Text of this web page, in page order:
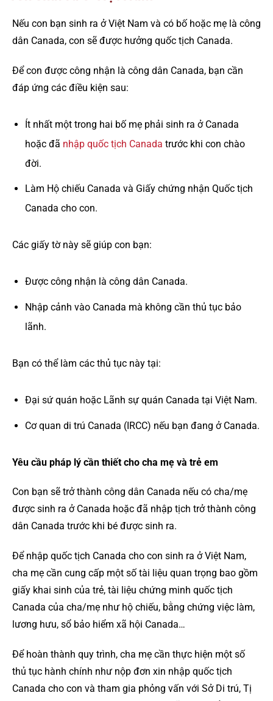
Nếu con bạn sinh ra ở Việt Nam và có bố hoặc mẹ là công
dân Canada, con sẽ được hưởng quốc tịch Canada.
Để con được công nhận là công dân Canada, bạn cần
đáp ứng các điều kiện sau:
Ít nhất một trong hai bố mẹ phải sinh ra ở Canada
hoặc đã nhập quốc tịch Canada trước khi con chào
đời.
Làm Hộ chiếu Canada và Giấy chứng nhận Quốc tịch
Canada cho con.
Các giấy tờ này sẽ giúp con bạn:
Được công nhận là công dân Canada.
Nhập cảnh vào Canada mà không cần thủ tục bảo
lãnh.
Bạn có thể làm các thủ tục này tại:
Đại sứ quán hoặc Lãnh sự quán Canada tại Việt Nam.
Cơ quan di trú Canada (IRCC) nếu bạn đang ở Canada.
Yêu cầu pháp lý cần thiết cho cha mẹ và trẻ em
Con bạn sẽ trở thành công dân Canada nếu có cha/mẹ
được sinh ra ở Canada hoặc đã nhập tịch trở thành công
dân Canada trước khi bé được sinh ra.
Để nhập quốc tịch Canada cho con sinh ra ở Việt Nam,
cha mẹ cần cung cấp một số tài liệu quan trọng bao gồm
giấy khai sinh của trẻ, tài liệu chứng minh quốc tịch
Canada của cha/mẹ như hộ chiếu, bằng chứng việc làm,
lương hưu, sổ bảo hiểm xã hội Canada…
Để hoàn thành quy trình, cha mẹ cần thực hiện một số
thủ tục hành chính như nộp đơn xin nhập quốc tịch
Canada cho con và tham gia phỏng vấn với Sở Di trú, Tị